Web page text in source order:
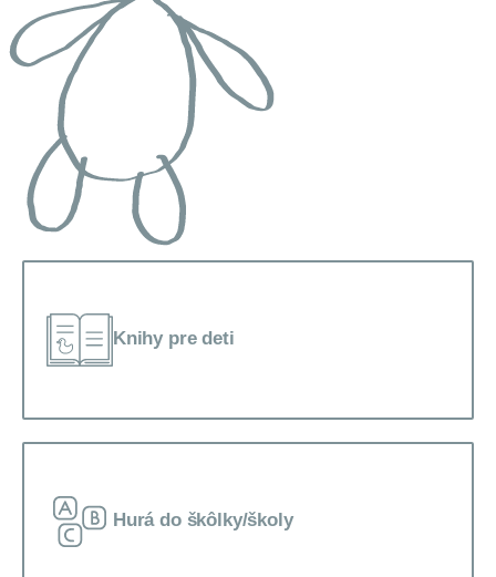
Knihy pre deti
Hurá do škôlky/školy